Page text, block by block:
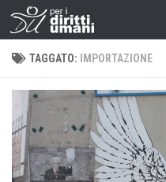
TAGGATO: IMPORTAZIONE